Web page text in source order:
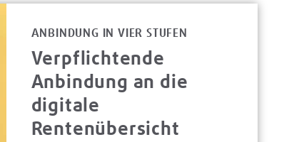
ANBINDUNG IN VIER STUFEN
Verpflichtende
Anbindung an die
digitale
Rentenübersicht